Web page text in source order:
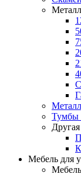
Тумбы
Мебель для